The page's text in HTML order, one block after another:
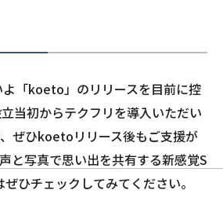
「koeto」のリリースを目前に控
当初からテクフリを導入いただい
ぜひkoetoリリース後もご支援が
と写真で思い出を共有する新感覚S
ひチェックしてみてください。